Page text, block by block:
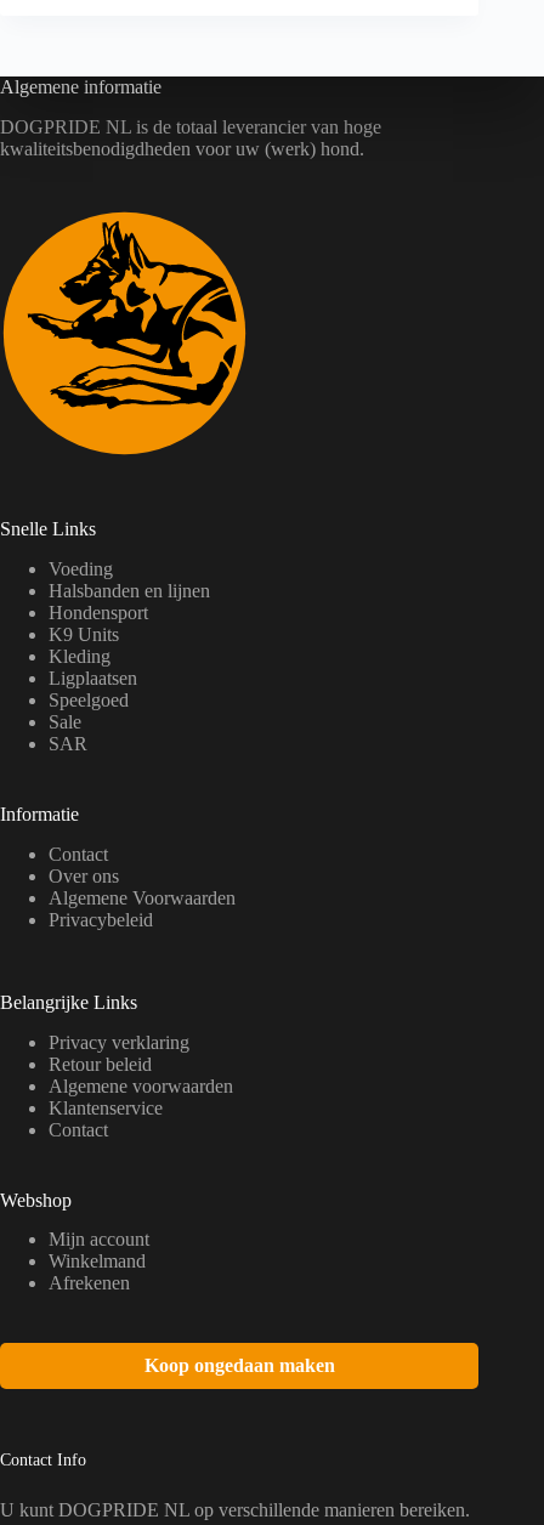
Algemene informatie
DOGPRIDE NL is de totaal leverancier van hoge
kwaliteitsbenodigdheden voor uw (werk) hond.
Snelle Links
Voeding
Halsbanden en lijnen
Hondensport
K9 Units
Kleding
Ligplaatsen
Speelgoed
Sale
SAR
Informatie
Contact
Over ons
Algemene Voorwaarden
Privacybeleid
Belangrijke Links
Privacy verklaring
Retour beleid
Algemene voorwaarden
Klantenservice
Contact
Webshop
Mijn account
Winkelmand
Afrekenen
Koop ongedaan maken
Contact Info
U kunt DOGPRIDE NL op verschillende manieren bereiken.